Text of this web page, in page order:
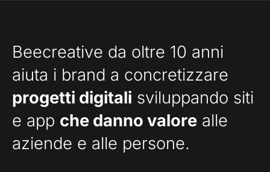
Beecreative da oltre 10 anni
aiuta i brand a concretizzare
progetti digitali sviluppando siti
e app che danno valore alle
aziende e alle persone.